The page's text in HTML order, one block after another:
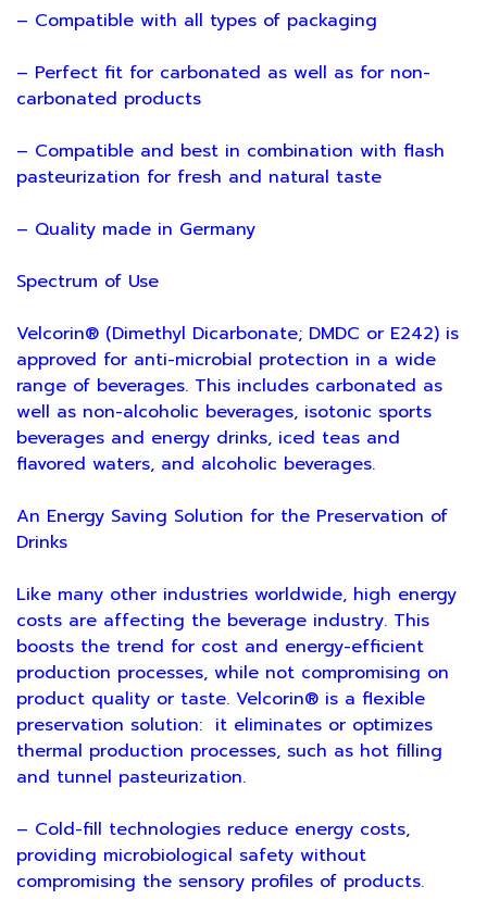
– Compatible with all types of packaging
– Perfect fit for carbonated as well as for non-
carbonated products
– Compatible and best in combination with flash
pasteurization for fresh and natural taste
– Quality made in Germany
Spectrum of Use
Velcorin® (Dimethyl Dicarbonate; DMDC or E242) is
approved for anti-microbial protection in a wide
range of beverages. This includes carbonated as
well as non-alcoholic beverages, isotonic sports
beverages and energy drinks, iced teas and
flavored waters, and alcoholic beverages.
An Energy Saving Solution for the Preservation of
Drinks
Like many other industries worldwide, high energy
costs are affecting the beverage industry. This
boosts the trend for cost and energy-efficient
production processes, while not compromising on
product quality or taste. Velcorin® is a flexible
preservation solution: it eliminates or optimizes
thermal production processes, such as hot filling
and tunnel pasteurization.
– Cold-fill technologies reduce energy costs,
providing microbiological safety without
compromising the sensory profiles of products.